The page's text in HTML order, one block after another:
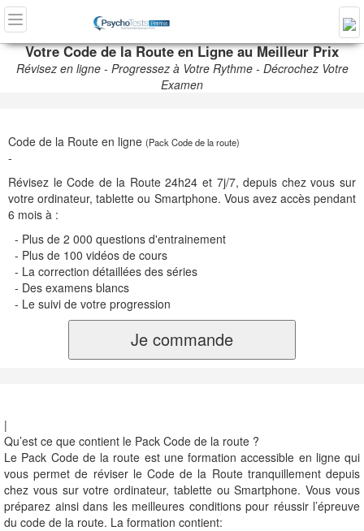
Votre Code de la Route en Ligne au Meilleur Prix
Révisez en ligne - Progressez à Votre Rythme - Décrochez Votre
Examen
Code de la Route en ligne (Pack Code de la route)
-
Révisez le Code de la Route 24h24 et 7j/7, depuis chez vous sur
votre ordinateur, tablette ou Smartphone. Vous avez accès pendant
6 mois à :
- Plus de 2 000 questions d'entrainement
- Plus de 100 vidéos de cours
- La correction détaillées des séries
- Des examens blancs
- Le suivi de votre progression
Je commande
|
Qu’est ce que contient le Pack Code de la route ?
Le Pack Code de la route est une formation accessible en ligne qui
vous permet de réviser le Code de la Route tranquillement depuis
chez vous sur votre ordinateur, tablette ou Smartphone. Vous vous
préparez ainsi dans les meilleures conditions pour réussir l’épreuve
du code de la route. La formation contient: